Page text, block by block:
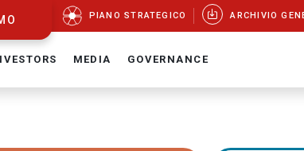
PIANO STRATEGICO ARCHIVIO
MEDIA GOVERNANCE